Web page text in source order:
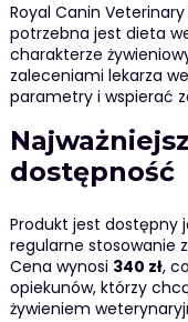
Royal Canin
potrzebna jest dieta
charakterze
zaleceniami lekarza
parametry i wspierać
dostępność
Produkt jest dostępny
regularne stosowanie
Cena wynosi 340 zł,
opiekunów, którzy
żywieniem